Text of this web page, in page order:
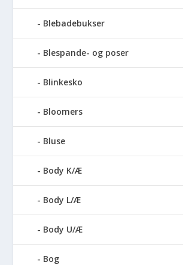
Blebadebukser
Blespande- og poser
Blinkesko
Bloomers
Bluse
Body K/Æ
Body L/Æ
Body U/Æ
Bog